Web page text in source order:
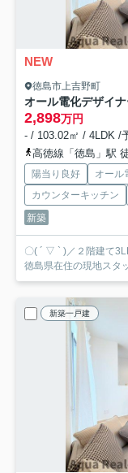
NEW
徳島市上吉野町
オール電化デザイ
2,898万円
- / 103.02㎡ / 4LDK /
高徳線「徳島」駅
陽当り良好 オール
カウンターキッチン
新築
〇( ´ ▽ ` )／２階建て
徳島県在住の現地スタ
新築一戸建